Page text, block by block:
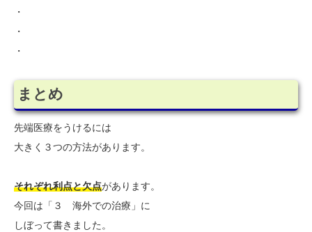
・
・
・
まとめ
先端医療をうけるには
大きく３つの方法があります。
それぞれ利点と欠点があります。
今回は「３ 海外での治療」に
しぼって書きました。